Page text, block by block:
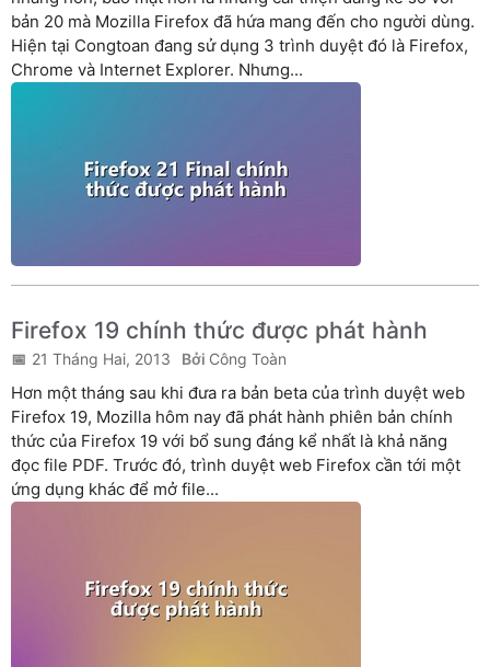
bản 20 mà Mozilla Firefox đã hứa mang đến cho người dùng.
Hiện tại Congtoan đang sử dụng 3 trình duyệt đó là Firefox,
Chrome và Internet Explorer. Nhưng...
Firefox 19 chính thức được phát hành
21 Tháng Hai, 2013 Công Toàn
Hơn một tháng sau khi đưa ra bản beta của trình duyệt web
Firefox 19, Mozilla hôm nay đã phát hành phiên bản chính
thức của Firefox 19 với bổ sung đáng kể nhất là khả năng
đọc file PDF. Trước đó, trình duyệt web Firefox cần tới một
ứng dụng khác để mở file...